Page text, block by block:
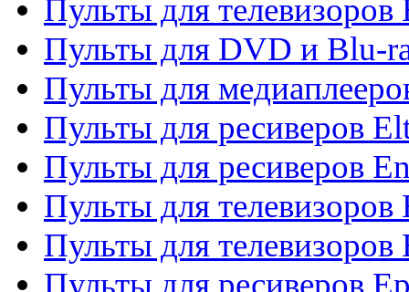
Пульты для телевизоров
Пульты для DVD и Blu-
Пульты для
Пульты для ресиверов
Пульты для ресиверов
Пульты для телевизоров
Пульты для телевизоров
Пульты для ресиверов